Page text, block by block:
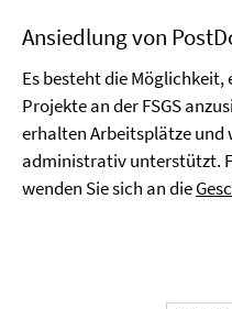
Ansiedlung von
Es besteht die
Projekte an der FSGS
erhalten Arbeitsplätze und
administrativ unterstützt.
wenden Sie sich an die